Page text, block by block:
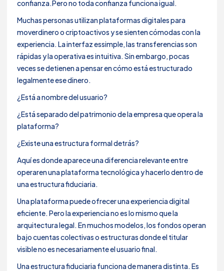
confianza.Pero no toda confianza funciona igual.
Muchas personas utilizan plataformas digitales para
moverdinero o criptoactivos y se sienten cómodas con la
experiencia. La interfaz essimple, las transferencias son
rápidas y la operativa es intuitiva. Sin embargo, pocas
veces se detienen a pensar en cómo está estructurado
legalmente ese dinero.
¿Está a nombre del usuario?
¿Está separado del patrimonio de la empresa que opera la
plataforma?
¿Existe una estructura formal detrás?
Aquí es donde aparece una diferencia relevante entre
operaren una plataforma tecnológica y hacerlo dentro de
una estructura fiduciaria.
Una plataforma puede ofrecer una experiencia digital
eficiente. Pero la experiencia no es lo mismo que la
arquitectura legal. En muchos modelos, los fondos operan
bajo cuentas colectivas o estructuras donde el titular
visible no es necesariamente el usuario final.
Una estructura fiduciaria funciona de manera distinta. Es